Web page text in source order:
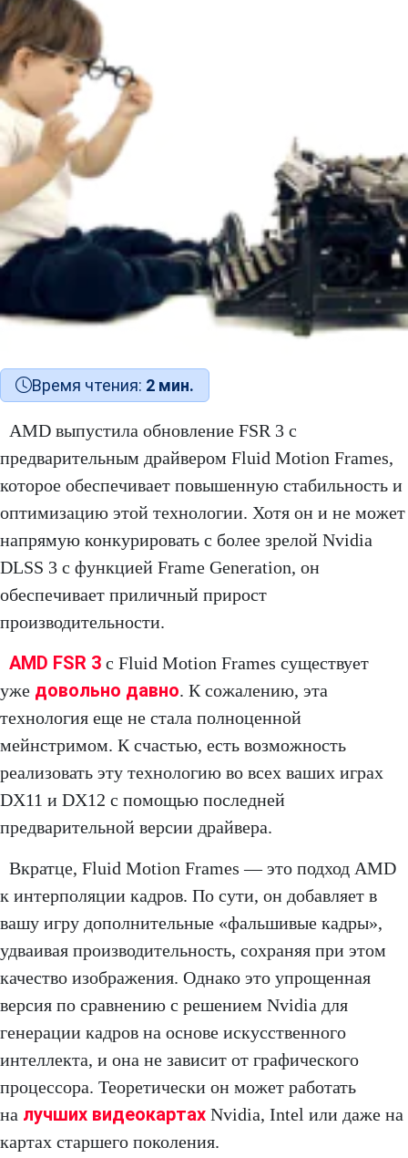
Время чтения: 2 мин.
AMD выпустила обновление FSR 3 с
предварительным драйвером Fluid Motion Frames,
которое обеспечивает повышенную стабильность и
оптимизацию этой технологии. Хотя он и не может
напрямую конкурировать с более зрелой Nvidia
DLSS 3 с функцией Frame Generation, он
обеспечивает приличный прирост
производительности.
AMD FSR 3 с Fluid Motion Frames существует
уже довольно давно. К сожалению, эта
технология еще не стала полноценной
мейнстримом. К счастью, есть возможность
реализовать эту технологию во всех ваших играх
DX11 и DX12 с помощью последней
предварительной версии драйвера.
Вкратце, Fluid Motion Frames — это подход AMD
к интерполяции кадров. По сути, он добавляет в
вашу игру дополнительные «фальшивые кадры»,
удваивая производительность, сохраняя при этом
качество изображения. Однако это упрощенная
версия по сравнению с решением Nvidia для
генерации кадров на основе искусственного
интеллекта, и она не зависит от графического
процессора. Теоретически он может работать
на лучших видеокартах Nvidia, Intel или даже на
картах старшего поколения.